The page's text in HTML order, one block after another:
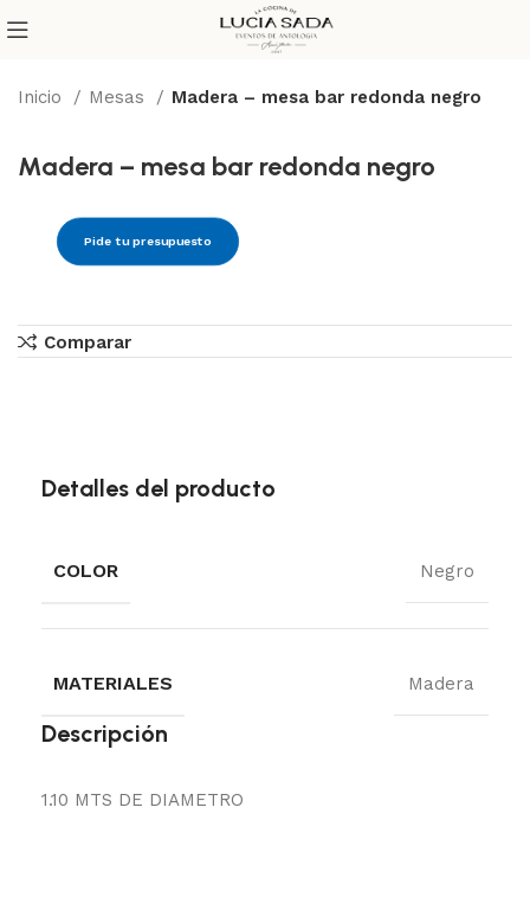
Inicio Mesas Madera – mesa bar redonda negro
Madera – mesa bar redonda negro
Pide tu presupuesto
Comparar
Detalles del producto
COLOR Negro
MATERIALES Madera
Descripción
1.10 MTS DE DIAMETRO